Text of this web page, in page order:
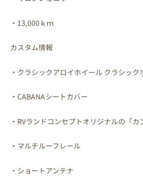
・13,000ｋｍ
カスタム情報
・クラシックアロイホイール クラシック
・CABANAシートカバー
・RVランドコンセプトオリジナルの「カ
・マルチルーフレール
・ショートアンテナ